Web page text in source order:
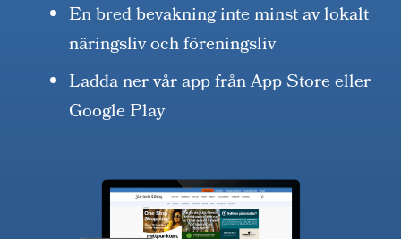
En bred bevakning inte minst av lokalt
näringsliv och föreningsliv
Ladda ner vår app från App Store eller
Google Play